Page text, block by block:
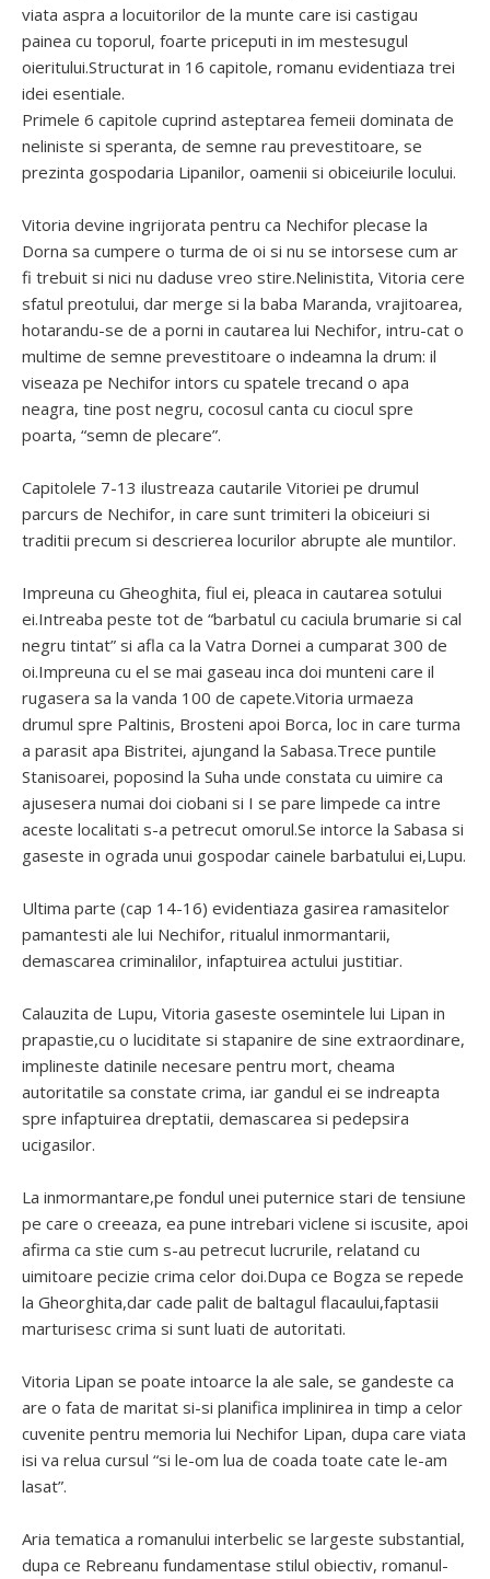
viata aspra a locuitorilor de la munte care isi castigau
painea cu toporul, foarte priceputi in im mestesugul
oieritului.Structurat in 16 capitole, romanu evidentiaza trei
idei esentiale.
Primele 6 capitole cuprind asteptarea femeii dominata de
neliniste si speranta, de semne rau prevestitoare, se
prezinta gospodaria Lipanilor, oamenii si obiceiurile locului.
Vitoria devine ingrijorata pentru ca Nechifor plecase la
Dorna sa cumpere o turma de oi si nu se intorsese cum ar
fi trebuit si nici nu daduse vreo stire.Nelinistita, Vitoria cere
sfatul preotului, dar merge si la baba Maranda, vrajitoarea,
hotarandu-se de a porni in cautarea lui Nechifor, intru-cat o
multime de semne prevestitoare o indeamna la drum: il
viseaza pe Nechifor intors cu spatele trecand o apa
neagra, tine post negru, cocosul canta cu ciocul spre
poarta, “semn de plecare”.
Capitolele 7-13 ilustreaza cautarile Vitoriei pe drumul
parcurs de Nechifor, in care sunt trimiteri la obiceiuri si
traditii precum si descrierea locurilor abrupte ale muntilor.
Impreuna cu Gheoghita, fiul ei, pleaca in cautarea sotului
ei.Intreaba peste tot de “barbatul cu caciula brumarie si cal
negru tintat” si afla ca la Vatra Dornei a cumparat 300 de
oi.Impreuna cu el se mai gaseau inca doi munteni care il
rugasera sa la vanda 100 de capete.Vitoria urmaeza
drumul spre Paltinis, Brosteni apoi Borca, loc in care turma
a parasit apa Bistritei, ajungand la Sabasa.Trece puntile
Stanisoarei, poposind la Suha unde constata cu uimire ca
ajusesera numai doi ciobani si I se pare limpede ca intre
aceste localitati s-a petrecut omorul.Se intorce la Sabasa si
gaseste in ograda unui gospodar cainele barbatului ei,Lupu.
Ultima parte (cap 14-16) evidentiaza gasirea ramasitelor
pamantesti ale lui Nechifor, ritualul inmormantarii,
demascarea criminalilor, infaptuirea actului justitiar.
Calauzita de Lupu, Vitoria gaseste osemintele lui Lipan in
prapastie,cu o luciditate si stapanire de sine extraordinare,
implineste datinile necesare pentru mort, cheama
autoritatile sa constate crima, iar gandul ei se indreapta
spre infaptuirea dreptatii, demascarea si pedepsira
ucigasilor.
La inmormantare,pe fondul unei puternice stari de tensiune
pe care o creeaza, ea pune intrebari viclene si iscusite, apoi
afirma ca stie cum s-au petrecut lucrurile, relatand cu
uimitoare pecizie crima celor doi.Dupa ce Bogza se repede
la Gheorghita,dar cade palit de baltagul flacaului,faptasii
marturisesc crima si sunt luati de autoritati.
Vitoria Lipan se poate intoarce la ale sale, se gandeste ca
are o fata de maritat si-si planifica implinirea in timp a celor
cuvenite pentru memoria lui Nechifor Lipan, dupa care viata
isi va relua cursul “si le-om lua de coada toate cate le-am
lasat”.
Aria tematica a romanului interbelic se largeste substantial,
dupa ce Rebreanu fundamentase stilul obiectiv, romanul-